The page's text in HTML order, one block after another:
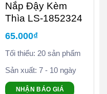
Nắp Đậy Kèm
Thìa LS-1852324
65.000₫
Tối thiểu: 20 sản phẩm
Sản xuất: 7 - 10 ngày
NHẬN BÁO GIÁ